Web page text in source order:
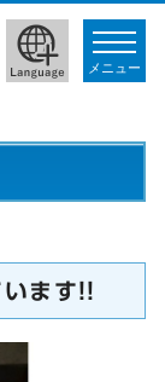
toggle
メニュー
ます!!